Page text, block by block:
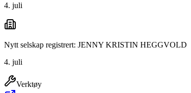
4. juli
Nytt selskap registrert: JENNY KRISTIN HEGGVOLD
4. juli
Verktøy